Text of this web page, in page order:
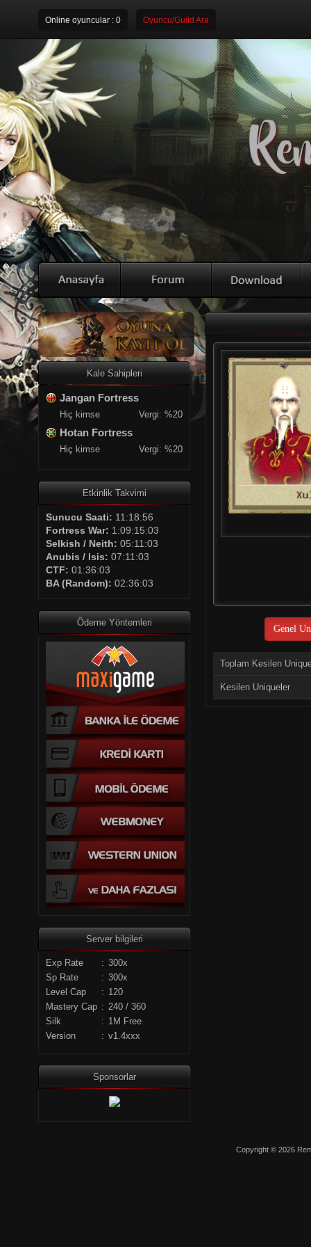
Online oyuncular : 0 Oyuncu/Guild Ara
Kale Sahipleri
Jangan Fortress
Hiç kimse Vergi: %20
Hotan Fortress
Hiç kimse Vergi: %20
Etkinlik Takvimi
Sunucu Saati: 11:18:56
Fortress War: 1:09:15:03
Selkish / Neith: 05:11:03
Anubis / Isis: 07:11:03
CTF: 01:36:03
BA (Random): 02:36:03
Ödeme Yöntemleri
Server bilgileri
Exp Rate : 300x
Sp Rate
: 300x
Level Cap
: 120
Mastery Cap : 240 / 360
Silk
: 1M Free
Version
: v1.4xxx
Sponsorlar
Genel
Toplam Kesilen
Kesilen Uniqueler
Copyright © 2026